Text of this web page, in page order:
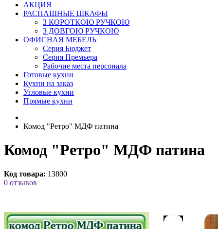
АКЦИЯ
РАСПАШНЫЕ ШКАФЫ
З КОРОТКОЮ РУЧКОЮ
З ДОВГОЮ РУЧКОЮ
ОФИСНАЯ МЕБЕЛЬ
Серия Бюджет
Серия Премьера
Рабочие места персонала
Готовые кухни
Кухни на заказ
Угловые кухни
Прямые кухни
Комод "Ретро" МДФ патина
Комод "Ретро" МДФ патина
Код товара: 13800
0 отзывов